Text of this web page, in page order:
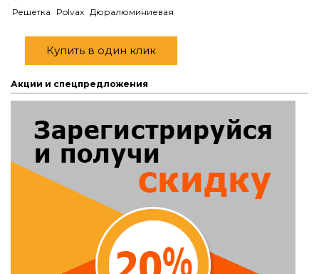
Решетка Polvax Дюралюминиевая
Купить в один клик
Акции и спецпредложения